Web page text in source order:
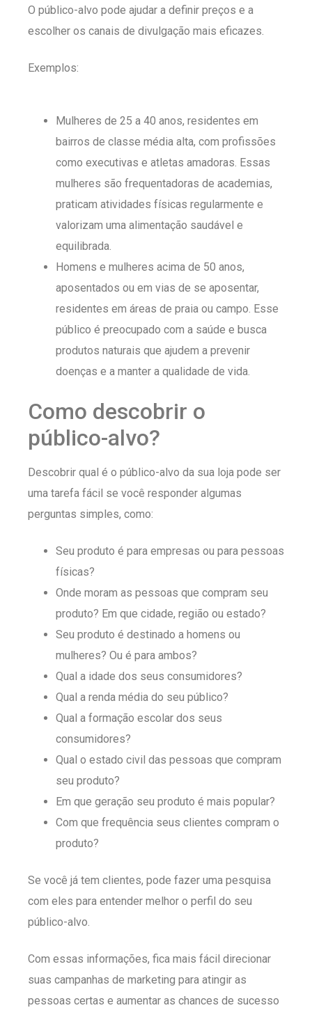
O público-alvo pode ajudar a definir preços e a
escolher os canais de divulgação mais eficazes.
Exemplos:
Mulheres de 25 a 40 anos, residentes em
bairros de classe média alta, com profissões
como executivas e atletas amadoras. Essas
mulheres são frequentadoras de academias,
praticam atividades físicas regularmente e
valorizam uma alimentação saudável e
equilibrada.
Homens e mulheres acima de 50 anos,
aposentados ou em vias de se aposentar,
residentes em áreas de praia ou campo. Esse
público é preocupado com a saúde e busca
produtos naturais que ajudem a prevenir
doenças e a manter a qualidade de vida.
Como descobrir o
público-alvo?
Descobrir qual é o público-alvo da sua loja pode ser
uma tarefa fácil se você responder algumas
perguntas simples, como:
Seu produto é para empresas ou para pessoas
físicas?
Onde moram as pessoas que compram seu
produto? Em que cidade, região ou estado?
Seu produto é destinado a homens ou
mulheres? Ou é para ambos?
Qual a idade dos seus consumidores?
Qual a renda média do seu público?
Qual a formação escolar dos seus
consumidores?
Qual o estado civil das pessoas que compram
seu produto?
Em que geração seu produto é mais popular?
Com que frequência seus clientes compram o
produto?
Se você já tem clientes, pode fazer uma pesquisa
com eles para entender melhor o perfil do seu
público-alvo.
Com essas informações, fica mais fácil direcionar
suas campanhas de marketing para atingir as
pessoas certas e aumentar as chances de sucesso